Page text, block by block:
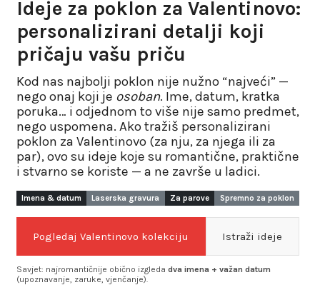
Ideje za poklon za Valentinovo:
personalizirani detalji koji
pričaju vašu priču
Kod nas najbolji poklon nije nužno “najveći” —
nego onaj koji je osoban. Ime, datum, kratka
poruka… i odjednom to više nije samo predmet,
nego uspomena. Ako tražiš personalizirani
poklon za Valentinovo(za nju, za njega ili za
par), ovo su ideje koje su romantične, praktične
i stvarno se koriste — a ne završe u ladici.
Imena & datum Laserska gravura Za parove Spremno za poklon
Pogledaj Valentinovo kolekciju Istraži ideje
Savjet: najromantičnije obično izgleda dva imena + važan datum
(upoznavanje, zaruke, vjenčanje).